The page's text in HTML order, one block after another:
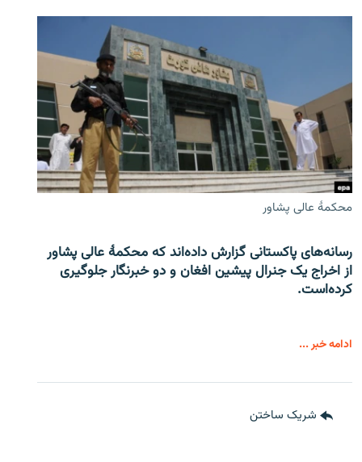
محکمۀ عالی پشاور
رسانه‌های پاکستانی گزارش داده‌اند که محکمۀ عالی پشاور
از اخراج یک جنرال پیشین افغان و دو خبرنگار جلوگیری
کرده‌است.
ادامه خبر ...
شریک ساختن